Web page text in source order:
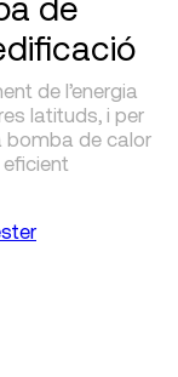
de l’energia
latituds, i per
bomba de calor